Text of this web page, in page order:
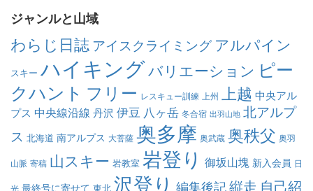
ジャンルと山域
わらじ日誌 アイスクライミング アルパイン
スキー ハイキングバリエーション ピー
クハント フリー レスキュー訓練 上州 上越 中央アル
プス 中央線沿線 丹沢 伊豆 八ヶ岳 冬合宿 出羽山地 北アルプ
ス 北海道 南アルプス 大菩薩 奥多摩 奥武蔵 奥秩父 奥羽
山脈 寄稿 山スキー 岩教室 岩登り 御坂山塊 新入会員 日
光 最終号に寄せて 東北 沢登り 編集後記縦走 自己紹